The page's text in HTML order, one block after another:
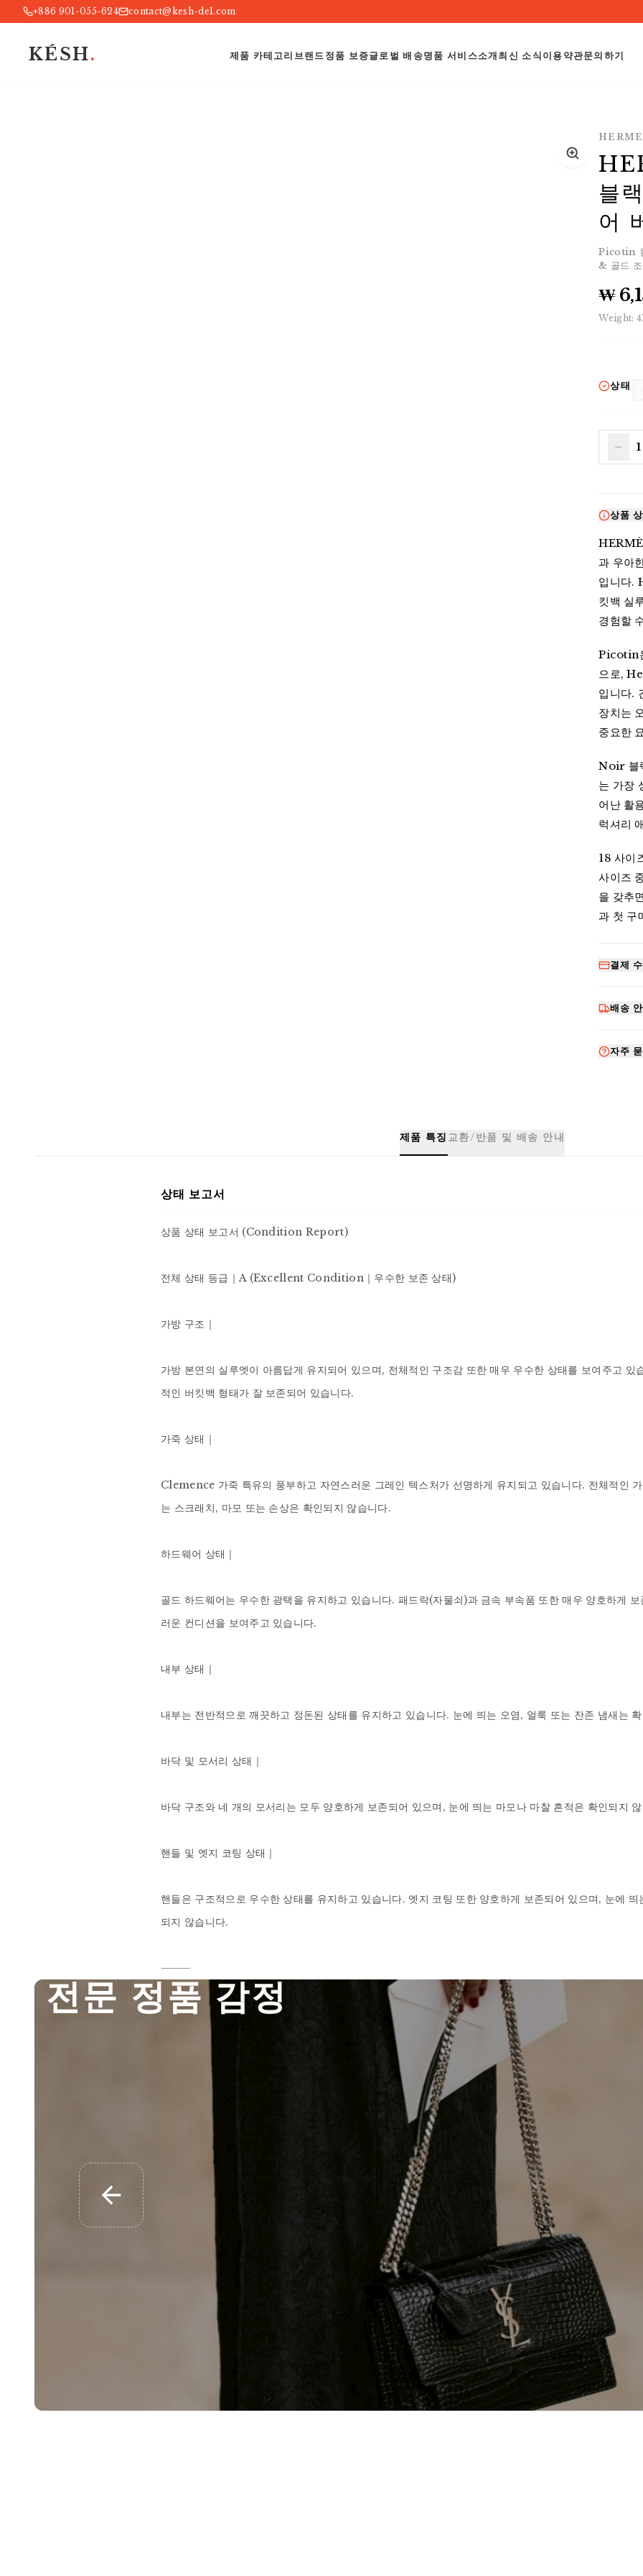
+886 901-055-624 contact@kesh-de1.com
KÉSH. 제품 카테고리 브랜드정품 보증글로벌 배송명품 서비스소개최신 소식이용약관문의하기
블
어
Picotin
& 골드 조
₩
Weight:
상태
1
상품
과 우아
입니다.
킷백 실
경험할
Picotin
으로,
입니다.
장치는
중요한
Noir 블
는 가장
어난 활
럭셔리
18 사이
사이즈
을 갖추
과 첫 구
결제
배송
자주
제품 특징 교환/반품 및 배송 안내
상태 보고서
상품 상태 보고서 (Condition Report)
전체 상태 등급｜A (Excellent Condition｜우수한 보존 상태)
가방 구조｜
가방 본연의 실루엣이 아름답게 유지되어 있으며, 전체적인 구조감 또한 매우 우수한 상태를 보여주고
적인 버킷백 형태가 잘 보존되어 있습니다.
가죽 상태｜
Clemence 가죽 특유의 풍부하고 자연스러운 그레인 텍스처가 선명하게 유지되고 있습니다. 전체적인
는 스크래치, 마모 또는 손상은 확인되지 않습니다.
하드웨어 상태｜
골드 하드웨어는 우수한 광택을 유지하고 있습니다. 패드락(자물쇠)과 금속 부속품 또한 매우 양호하게
러운 컨디션을 보여주고 있습니다.
내부 상태｜
내부는 전반적으로 깨끗하고 정돈된 상태를 유지하고 있습니다. 눈에 띄는 오염, 얼룩 또는 잔존 냄새는
바닥 및 모서리 상태｜
바닥 구조와 네 개의 모서리는 모두 양호하게 보존되어 있으며, 눈에 띄는 마모나 마찰 흔적은 확인되지
핸들 및 엣지 코팅 상태｜
핸들은 구조적으로 우수한 상태를 유지하고 있습니다. 엣지 코팅 또한 양호하게 보존되어 있으며, 눈에
되지 않습니다.
⸻
전문 정품 감정